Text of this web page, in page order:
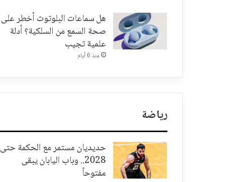
هل سماعات البلوتوث أخطر على
صحة السمع من السلكية؟ أدلة
علمية تجيب
منذ 6 أيام
رياضة
حديديان مستمر مع الحكمة حتى
2028.. وباب اليابان يبقى
مفتوحاً